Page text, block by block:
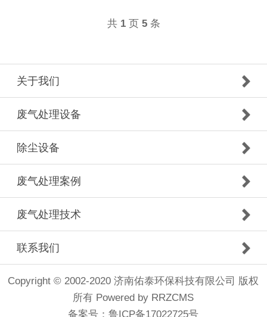
共 1页 5条
关于我们
废气处理设备
除尘设备
废气处理案例
废气处理技术
联系我们
Copyright © 2002-2020 济南佑泰环保科技有限公司 版权
所有 Powered by RRZCMS
备案号：鲁ICP备17022725号